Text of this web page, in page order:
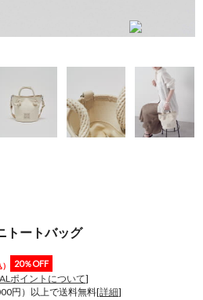
トートバッグ
20％OFF
ポイントについて]
円）以上で送料無料[詳細]